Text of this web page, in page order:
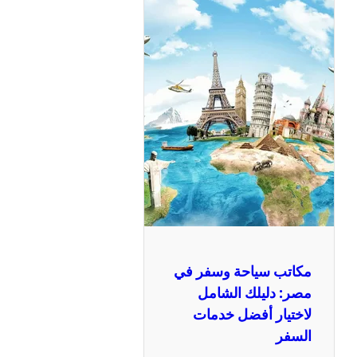
مكاتب سياحة وسفر في
مصر: دليلك الشامل
لاختيار أفضل خدمات
السفر